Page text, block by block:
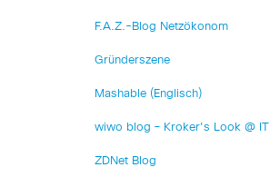
F.A.Z.-Blog Netzökonom
Gründerszene
Mashable (Englisch)
wiwo blog – Kroker's Look @ IT
ZDNet Blog